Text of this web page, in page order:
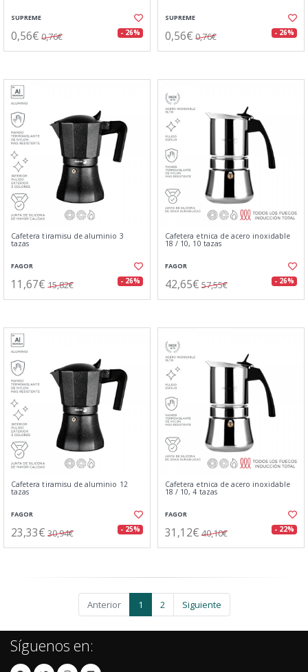
SUPREME
0,56€ 0,76€ - 26%
SUPREME
0,56€ 0,76€ - 26%
Cafetera tiramisu de aluminio 3
tazas
FAGOR
11,67€ 15,82€ - 26%
Cafetera etnica de acero inoxidable
18 / 10, 10 tazas
FAGOR
42,65€ 57,55€ - 26%
Cafetera tiramisu de aluminio 12
tazas
FAGOR
23,33€ 30,94€ - 25%
Cafetera etnica de acero inoxidable
18 / 10, 4 tazas
FAGOR
31,12€ 40,10€ - 22%
Anterior 1 2 Siguiente
Síguenos en: